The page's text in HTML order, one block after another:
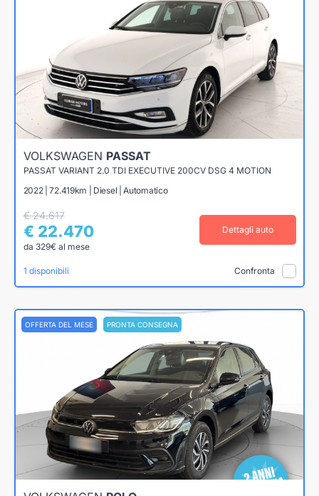
VOLKSWAGEN PASSAT
PASSAT VARIANT 2.0 TDI EXECUTIVE 200CV DSG 4 MOTION
2022 | 72.419km | Diesel | Automatico
€ 24.617
€ 22.470
da 329€ al mese
Dettagli auto
1 disponibili Confronta
OFFERTA DEL MESE PRONTA CONSEGNA